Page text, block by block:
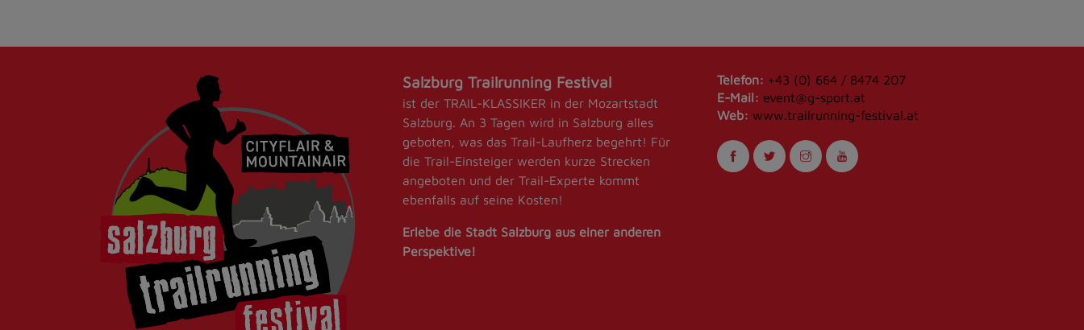
Salzburg Trailrunning Festival
ist der TRAIL-KLASSIKER in der Mozartstadt
Salzburg. An 3 Tagen wird in Salzburg alles
geboten, was das Trail-Laufherz begehrt! Für
die Trail-Einsteiger werden kurze Strecken
angeboten und der Trail-Experte kommt
ebenfalls auf seine Kosten!
Erlebe die Stadt Salzburg aus einer anderen
Perspektive!
Telefon: +43 (0) 664 / 8474 207
E-Mail: event@g-sport.at
Web: www.trailrunning-festival.at